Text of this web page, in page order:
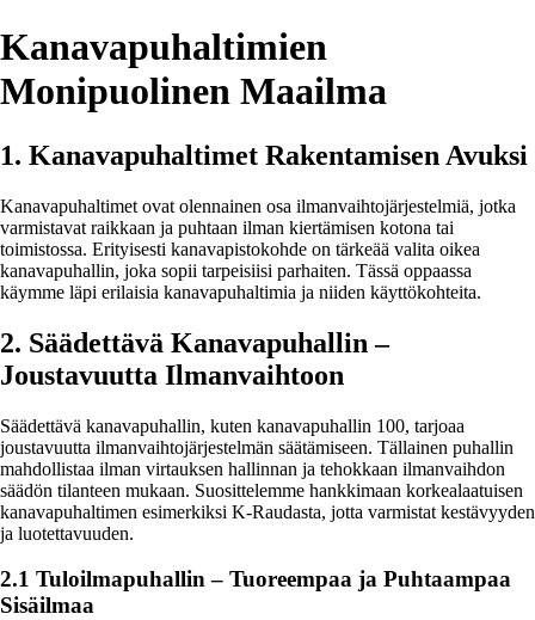
Kanavapuhaltimien
Monipuolinen Maailma
1. Kanavapuhaltimet Rakentamisen Avuksi
Kanavapuhaltimet ovat olennainen osa ilmanvaihtojärjestelmiä, jotka
varmistavat raikkaan ja puhtaan ilman kiertämisen kotona tai
toimistossa. Erityisesti kanavapistokohde on tärkeää valita oikea
kanavapuhallin, joka sopii tarpeisiisi parhaiten. Tässä oppaassa
käymme läpi erilaisia kanavapuhaltimia ja niiden käyttökohteita.
2. Säädettävä Kanavapuhallin –
Joustavuutta Ilmanvaihtoon
Säädettävä kanavapuhallin, kuten kanavapuhallin 100, tarjoaa
joustavuutta ilmanvaihtojärjestelmän säätämiseen. Tällainen puhallin
mahdollistaa ilman virtauksen hallinnan ja tehokkaan ilmanvaihdon
säädön tilanteen mukaan. Suosittelemme hankkimaan korkealaatuisen
kanavapuhaltimen esimerkiksi K-Raudasta, jotta varmistat kestävyyden
ja luotettavuuden.
2.1 Tuloilmapuhallin – Tuoreempaa ja Puhtaampaa
Sisäilmaa